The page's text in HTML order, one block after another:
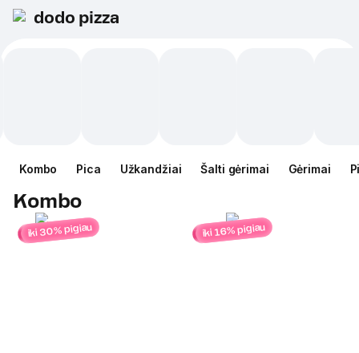
dodo pizza
Kombo Pica Užkandžiai Šalti gėrimai Gėrimai
Kombo
iki 30% pigiau iki 16% pigiau